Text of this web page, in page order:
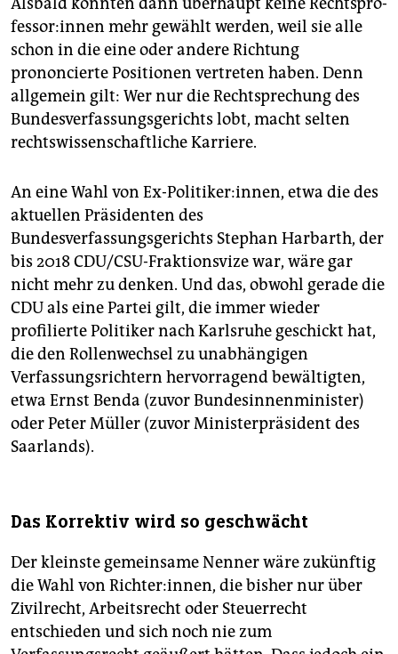
fes­so­r:in­nen mehr gewählt werden, weil sie alle
schon in die eine oder andere Richtung
prononcierte Positionen vertreten haben. Denn
allgemein gilt: Wer nur die Rechtsprechung des
Bundesverfassungsgerichts lobt, macht selten
rechtswissenschaftliche Karriere.
An eine Wahl von Ex-Po­li­ti­ker:in­nen, etwa die des
aktuellen Präsidenten des
Bundesverfassungsgerichts Stephan Harbarth, der
bis 2018 CDU/CSU-Fraktionsvize war, wäre gar
nicht mehr zu denken. Und das, obwohl gerade die
CDU als eine Partei gilt, die immer wieder
profilierte Politiker nach Karlsruhe geschickt hat,
die den Rollenwechsel zu unabhängigen
Verfassungsrichtern hervorragend bewältigten,
etwa Ernst Benda (zuvor Bundesinnenminister)
oder Peter Müller (zuvor Ministerpräsident des
Saarlands).
Das Korrektiv wird so geschwächt
Der kleinste gemeinsame Nenner wäre zukünftig
die Wahl von Richter:innen, die bisher nur über
Zivilrecht, Arbeitsrecht oder Steuerrecht
entschieden und sich noch nie zum